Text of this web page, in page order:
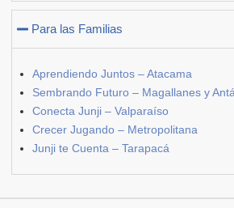
Para las Familias
Aprendiendo Juntos – Atacama
Sembrando Futuro – Magallanes y
Conecta Junji – Valparaíso
Crecer Jugando – Metropolitana
Junji te Cuenta – Tarapacá